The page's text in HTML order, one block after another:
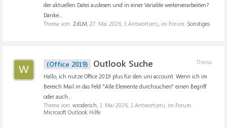
der aktuellen Datei auslesen und in einer Variable weiterverarbeiten?
Danke...
Thema von: ZdLM, 27. Mai 2026, 3 Antwort(en), im Forum: Sonstiges
W
Thema
(Office 2019) Outlook Suche
Hallo, ich nutze Office 2019 plus für den uni account. Wenn ich im
Bereich Mail in das Feld "Alle Elemente durchsuchen" einen Begriff
oder auch...
Thema von: wroderich, 1. Mai 2026, 1 Antwort(en), im Forum:
Microsoft Outlook Hilfe